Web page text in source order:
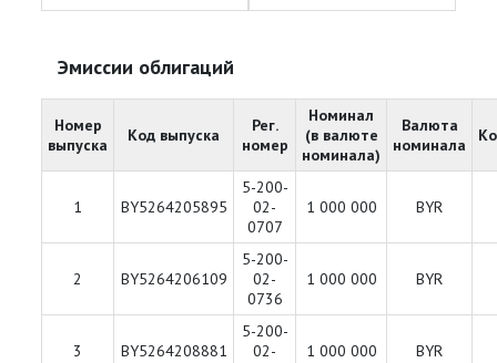
Эмиссии облигаций
Номер
выпуска
Код выпуска
Рег.
номер
Номинал
(в валюте
номинала)
Валюта
номинала
1 BY5264205895
5-200-
02-
0707
1 000 000 BYR
2 BY5264206109
5-200-
02-
0736
1 000 000 BYR
3 BY5264208881
5-200-
02-
1 000 000 BYR